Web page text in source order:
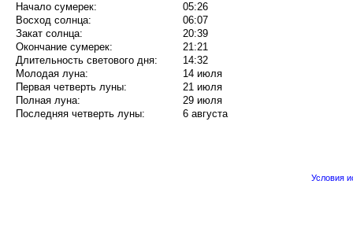
Начало сумерек:
05:26
Восход солнца:
06:07
Закат солнца:
20:39
Окончание сумерек:
21:21
Длительность светового дня:
14:32
Молодая луна:
14 июля
Первая четверть луны:
21 июля
Полная луна:
29 июля
Последняя четверть луны:
6 августа
Условия